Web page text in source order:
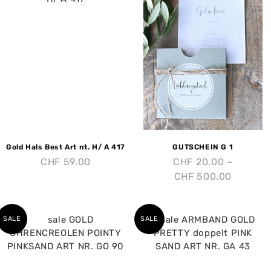
Gold Hals Best Art nt. H/ A 417
CHF 59.00
GUTSCHEIN G 1
CHF 20.00 –
CHF 500.00
SALE SALE